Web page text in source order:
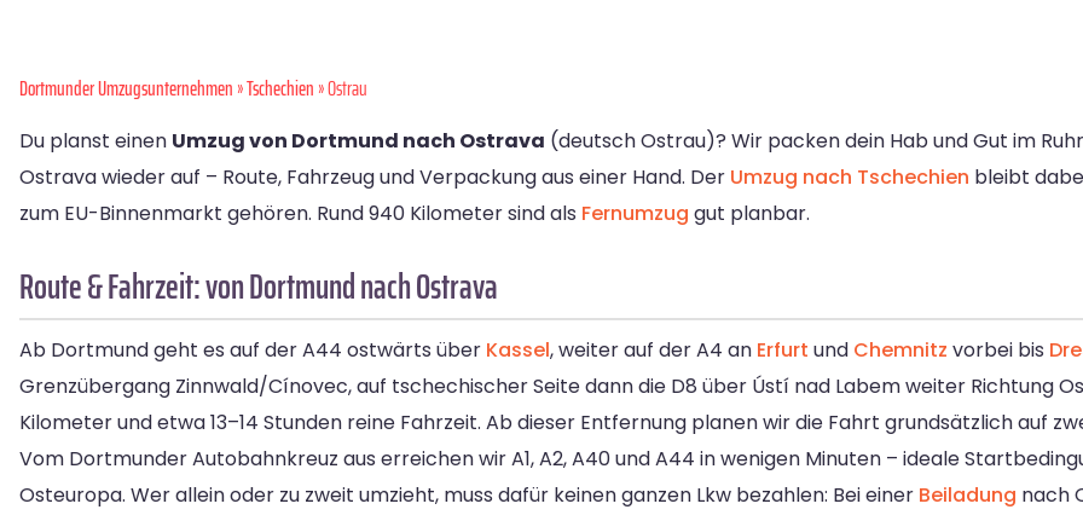
Dortmunder Umzugsunternehmen»Tschechien» Ostrau
Du planst einen Umzug von Dortmund nach Ostrava (deutsch Ostrau)? Wir packen dein Hab und Gut im
Ostrava wieder auf – Route, Fahrzeug und Verpackung aus einer Hand. Der Umzug nach Tschechien bleibt
zum EU-Binnenmarkt gehören. Rund 940 Kilometer sind als Fernumzug gut planbar.
Route & Fahrzeit: von Dortmund nach Ostrava
Ab Dortmund geht es auf der A44 ostwärts über Kassel, weiter auf der A4 an Erfurt und Chemnitz vorbei bis
Grenzübergang Zinnwald/Cínovec, auf tschechischer Seite dann die D8 über Ústí nad Labem weiter Richtung
Kilometer und etwa 13–14 Stunden reine Fahrzeit. Ab dieser Entfernung planen wir die Fahrt grundsätzlich auf
Vom Dortmunder Autobahnkreuz aus erreichen wir A1, A2, A40 und A44 in wenigen Minuten – ideale
Osteuropa. Wer allein oder zu zweit umzieht, muss dafür keinen ganzen Lkw bezahlen: Bei einer Beiladung nach